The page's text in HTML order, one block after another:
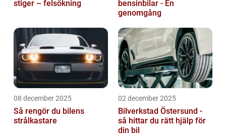
stiger – felsökning
bensinbilar - En
genomgång
08 december 2025
Så rengör du bilens
strålkastare
02 december 2025
Bilverkstad Östersund -
så hittar du rätt hjälp för
din bil